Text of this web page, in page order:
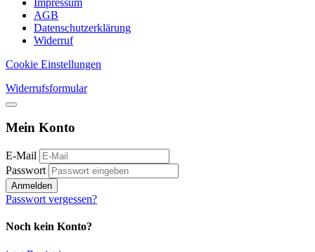
AGB
Datenschutzerklärung
Widerruf
Cookie Einstellungen
Widerrufsformular
Mein Konto
E-Mail
Passwort
Anmelden
Passwort vergessen?
Noch kein Konto?